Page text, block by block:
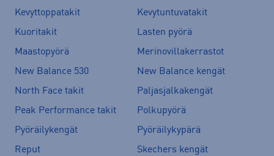
Kevyttoppatakit
Kevytuntuvatakit
Kuoritakit
Lasten pyörä
Maastopyörä
Merinovillakerrastot
New Balance 530
New Balance kengät
North Face takit
Paljasjalkakengät
Peak Performance takit
Polkupyörä
Pyöräilykengät
Pyöräilykypärä
Reput
Skechers kengät